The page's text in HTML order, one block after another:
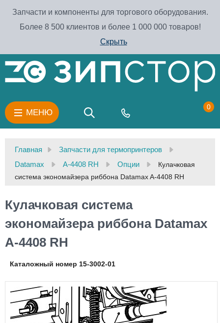
Запчасти и компоненты для торгового оборудования.
Более 8 500 клиентов и более 1 000 000 товаров!
Скрыть
МЕНЮ
0
Главная
Запчасти для термопринтеров
Datamax
A-4408 RH Опции
Кулачковая
система экономайзера риббона Datamax A-4408 RH
Кулачковая система
экономайзера риббона Datamax
A-4408 RH
Каталожный номер 15-3002-01